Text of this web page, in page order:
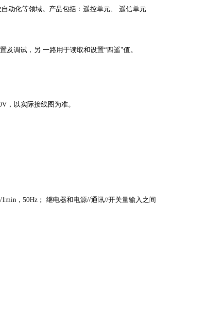
动化等领域。产品包括：遥控单元、 遥信单元
及调试，另 一路用于读取和设置“四遥"值。
，以实际接线图为准。
1min ， 50Hz ； 继电器和电源//通讯//开关量输入之间